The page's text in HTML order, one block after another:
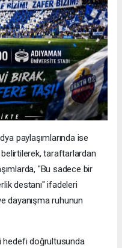
paylaşımlarında ise
belirtilerek, taraftarlardan
"Bu sadece bir
destanı" ifadeleri
dayanışma ruhunun
hedefi doğrultusunda